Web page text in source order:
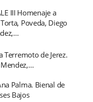
III Homenaje a
Poveda, Diego
Terremoto de Jerez.
Mendez,…
Palma. Bienal de
Bajos